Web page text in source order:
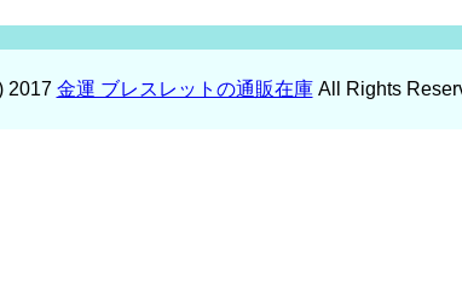
2017 金運 ブレスレットの通販在庫All Rights